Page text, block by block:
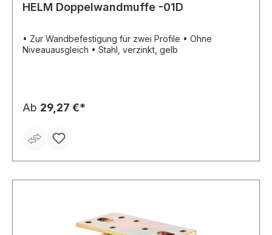
HELM Doppelwandmuffe -01D
• Zur Wandbefestigung für zwei Profile • Ohne
Niveauausgleich • Stahl, verzinkt, gelb
Ab 29,27 €*